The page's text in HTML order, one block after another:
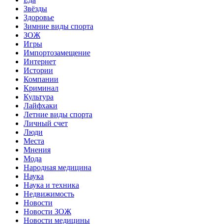
Звёзды
Здоровье
Зимние виды спорта
ЗОЖ
Игры
Импортозамещение
Интернет
Истории
Компании
Криминал
Культура
Лайфхаки
Летние виды спорта
Личный счет
Люди
Места
Мнения
Мода
Народная медицина
Наука
Наука и техника
Недвижимость
Новости
Новости ЗОЖ
Новости медицины